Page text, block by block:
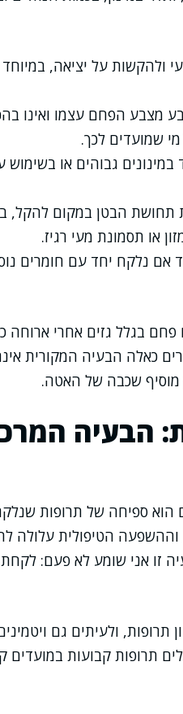
ולהקשות על יציאה,
מצבע הפחם עצמו ואינו
שמועדים לכך.
גבוהים או בשימוש
תחושת הבטן במקום להקל,
או תסמונת מעי רגיז.
אם נלקח יחד עם חומרים
בגלל גזים אחרי ארוחה
כאלה הבעיה המקורית
מוסיף שכבה של האטה.
הבעיה
הוא ספיחה של תרופות
הטיפולית עלולה
זו אני שומע לא פעם:
ולעיתים גם
תרופות קבועות במועדים